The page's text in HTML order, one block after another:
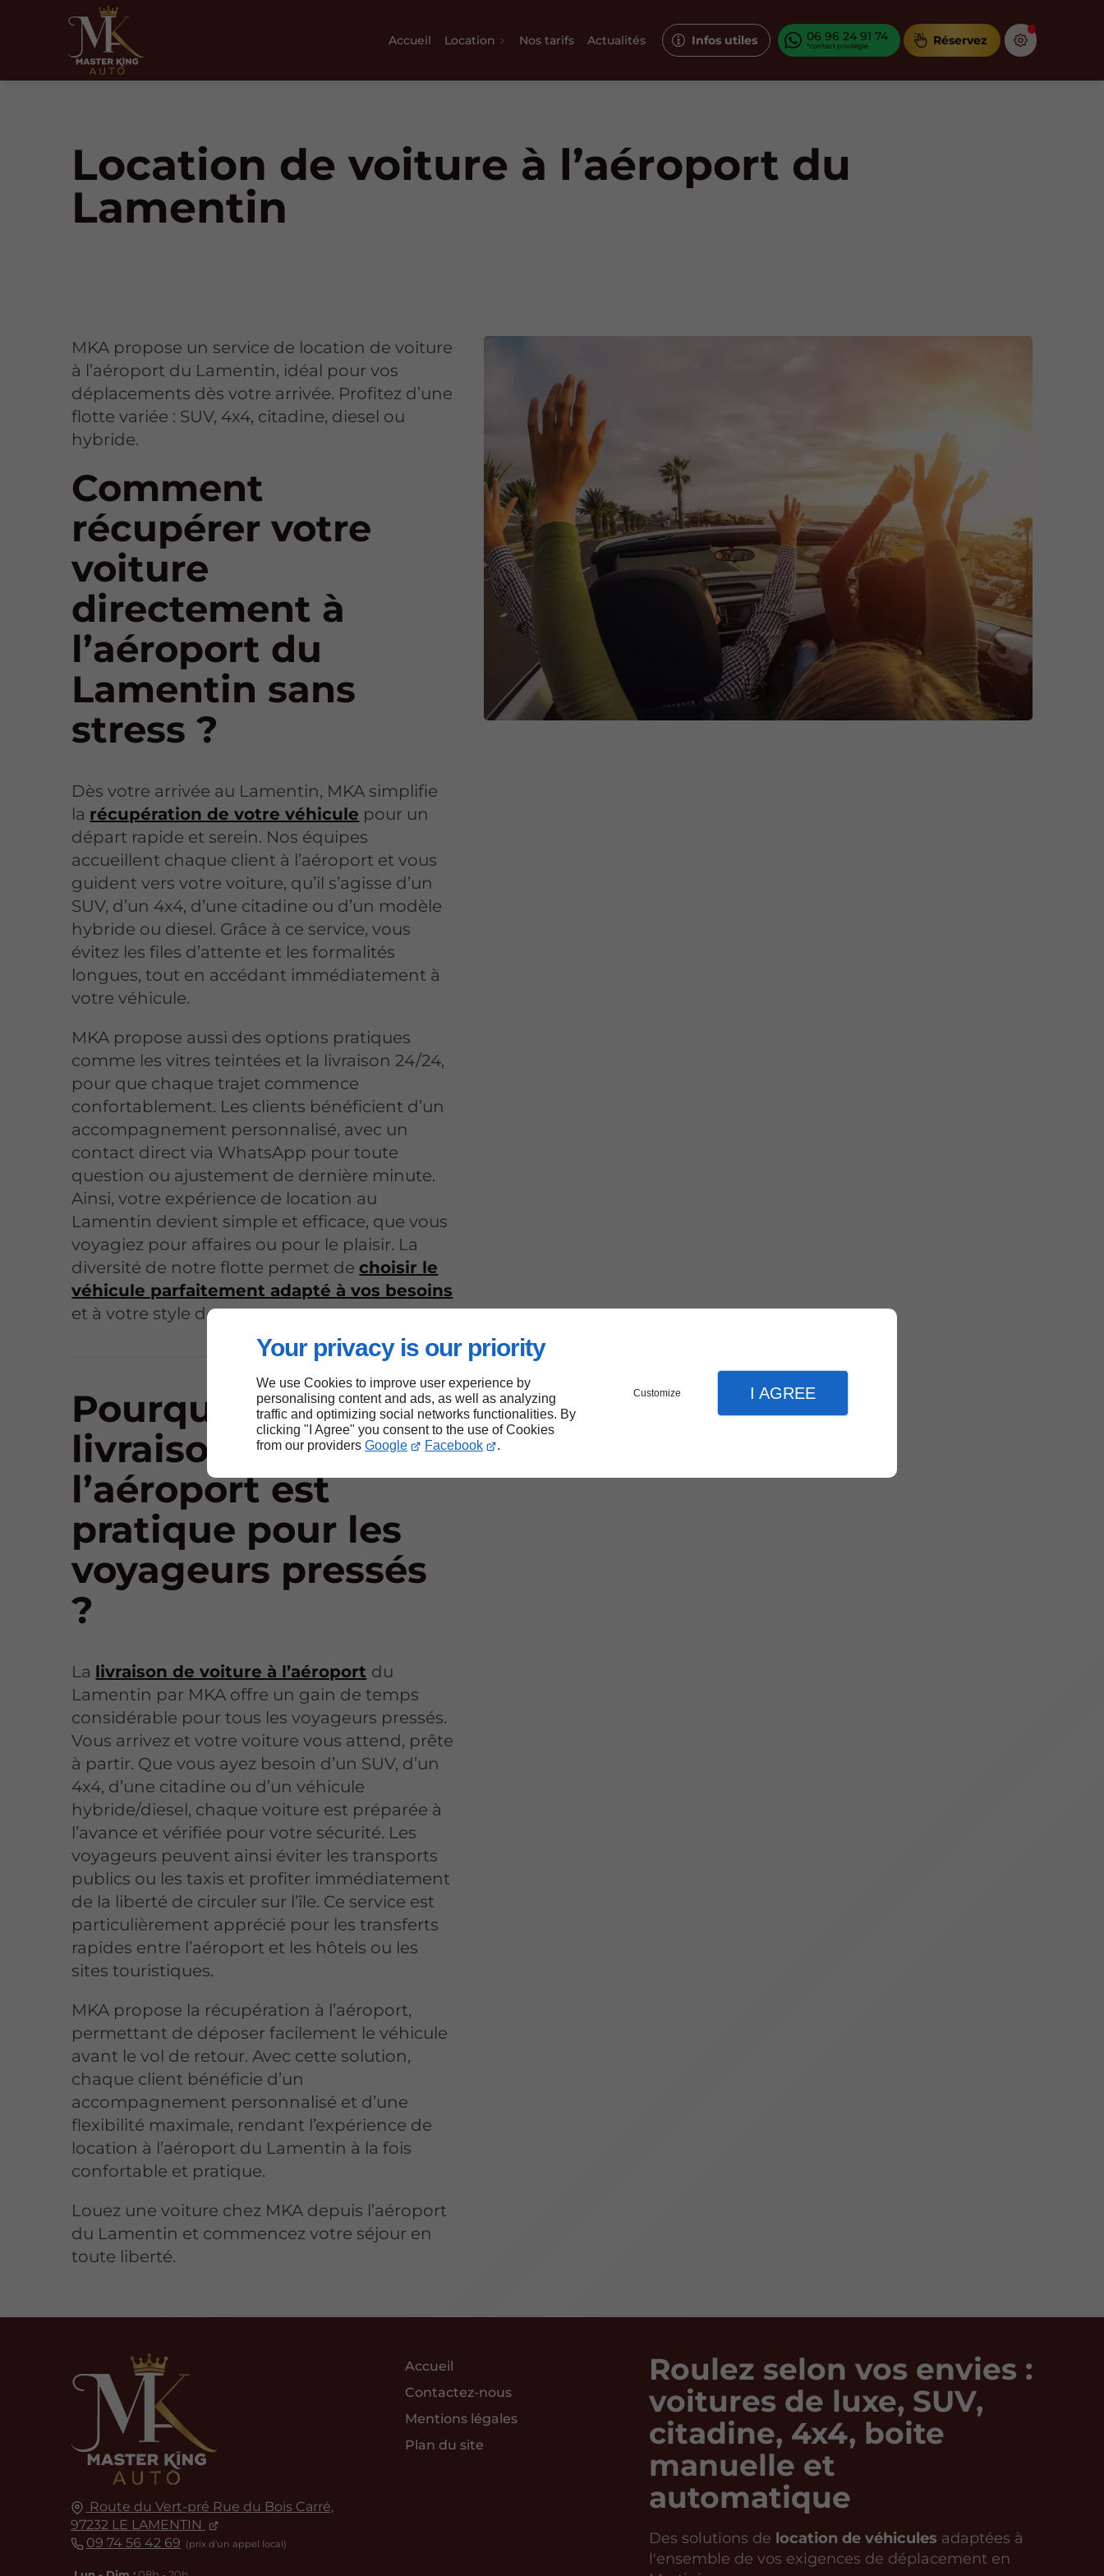
Your privacy is our priority
We use Cookies to improve user experience by
personalising content and ads, as well as analyzing
traffic and optimizing social networks functionalities. By
clicking "I Agree" you consent to the use of Cookies
from our providers Google Facebook .
Customize I AGREE
Accueil Location Nos tarifs Actualités Infos utiles 06 96 24 91 74 Réservez
Location de voiture à l’aéroport du
Lamentin
MKA propose un service de location de voiture
à l’aéroport du Lamentin, idéal pour vos
déplacements dès votre arrivée. Profitez d’une
flotte variée : SUV, 4x4, citadine, diesel ou
hybride.
Comment
récupérer votre
voiture
directement à
l’aéroport du
Lamentin sans
stress ?
Dès votre arrivée au Lamentin, MKA simplifie
la récupération de votre véhicule pour un
départ rapide et serein. Nos équipes
accueillent chaque client à l’aéroport et vous
guident vers votre voiture, qu’il s’agisse d’un
SUV, d’un 4x4, d’une citadine ou d’un modèle
hybride ou diesel. Grâce à ce service, vous
évitez les files d’attente et les formalités
longues, tout en accédant immédiatement à
votre véhicule.
MKA propose aussi des options pratiques
comme les vitres teintées et la livraison 24/24,
pour que chaque trajet commence
confortablement. Les clients bénéficient d’un
accompagnement personnalisé, avec un
contact direct via WhatsApp pour toute
question ou ajustement de dernière minute.
Ainsi, votre expérience de location au
Lamentin devient simple et efficace, que vous
voyagiez pour affaires ou pour le plaisir. La
diversité de notre flotte permet dechoisir le
véhicule parfaitement adapté à vos besoins
et à votre style de voyage.
Pourquoi la
livraison à
l’aéroport est
pratique pour les
voyageurs pressés
?
La livraison de voiture à l’aéroport du
Lamentin par MKA offre un gain de temps
considérable pour tous les voyageurs pressés.
Vous arrivez et votre voiture vous attend, prête
à partir. Que vous ayez besoin d’un SUV, d’un
4x4, d’une citadine ou d’un véhicule
hybride/diesel, chaque voiture est préparée à
l’avance et vérifiée pour votre sécurité. Les
voyageurs peuvent ainsi éviter les transports
publics ou les taxis et profiter immédiatement
de la liberté de circuler sur l’île. Ce service est
particulièrement apprécié pour les transferts
rapides entre l’aéroport et les hôtels ou les
sites touristiques.
MKA propose la récupération à l’aéroport,
permettant de déposer facilement le véhicule
avant le vol de retour. Avec cette solution,
chaque client bénéficie d’un
accompagnement personnalisé et d’une
flexibilité maximale, rendant l’expérience de
location à l’aéroport du Lamentin à la fois
confortable et pratique.
Louez une voiture chez MKA depuis l’aéroport
du Lamentin et commencez votre séjour en
toute liberté.
Route du Vert-pré Rue du Bois Carré,
97232 LE LAMENTIN
09 74 56 42 69
Accueil
Contactez-nous
Mentions légales
Plan du site
Roulez selon vos envies :
voitures de luxe, SUV,
citadine, 4x4, boite
manuelle et
automatique
Des solutions de location de véhicules adaptées à
l'ensemble de vos exigences de déplacement en